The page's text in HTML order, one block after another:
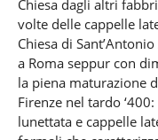
Chiesa dagli altri
volte delle cappelle
Chiesa di
a Roma seppur con
la piena maturazione
Firenze nel tardo
lunettata e cappelle